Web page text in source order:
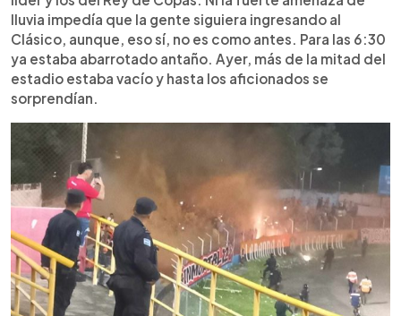
lluvia impedía que la gente siguiera ingresando al
Clásico, aunque, eso sí, no es como antes. Para las 6:30
ya estaba abarrotado antaño. Ayer, más de la mitad del
estadio estaba vacío y hasta los aficionados se
sorprendían.